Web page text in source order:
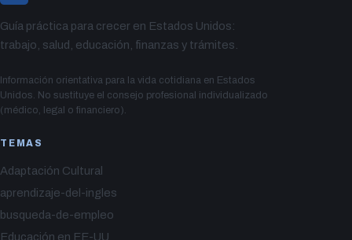
Guía práctica para crecer en Estados Unidos:
trabajo, salud, educación, finanzas y trámites.
Información orientativa para la vida cotidiana en Estados
Unidos. No sustituye el consejo profesional individualizado
(médico, legal o financiero).
TEMAS
Adaptación Cultural
aprendizaje-del-ingles
busqueda-de-empleo
Educación en EE-UU